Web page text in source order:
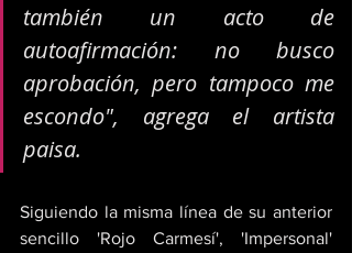
también un acto de
autoafirmación: no busco
aprobación, pero tampoco me
escondo", agrega el artista
paisa.
Siguiendo la misma línea de su anterior
sencillo 'Rojo Carmesí', 'Impersonal'